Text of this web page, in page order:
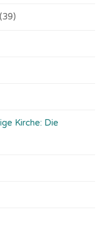
(39)
Kirche: Die